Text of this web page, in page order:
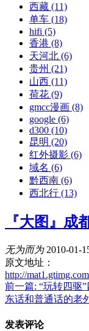
西藏 (11)
单车 (18)
hifi (5)
香港 (8)
天河北 (6)
贵州 (21)
山西 (11)
荷花 (9)
gmcc漫画 (8)
google (6)
d300 (10)
昆明 (20)
红外摄影 (6)
域名 (6)
黔西南 (6)
西北行 (13)
『大图』成
无为而为 2010-01-
原文地址：
http://
前一篇: “玩转四驱
东话和普通话的老
发表评论